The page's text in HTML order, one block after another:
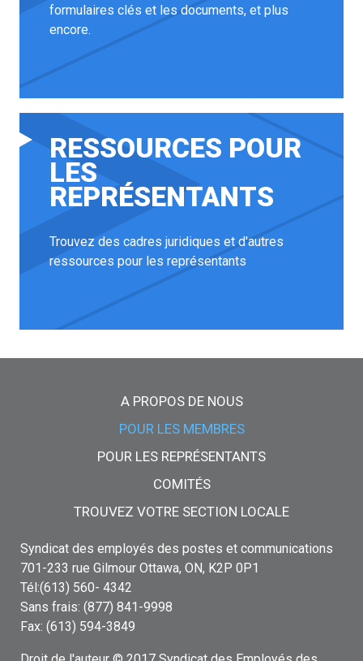
formulaires clés et les documents, et plus
encore.
RESSOURCES POUR
LES
REPRÉSENTANTS
Trouvez des cadres juridiques et d'autres
ressources pour les représentants
A PROPOS DE NOUS
POUR LES MEMBRES
POUR LES REPRÉSENTANTS
COMITÉS
TROUVEZ VOTRE SECTION LOCALE
Syndicat des employés des postes et communications
701-233 rue Gilmour Ottawa, ON, K2P 0P1
Tél:(613) 560- 4342
Sans frais: (877) 841-9998
Fax: (613) 594-3849